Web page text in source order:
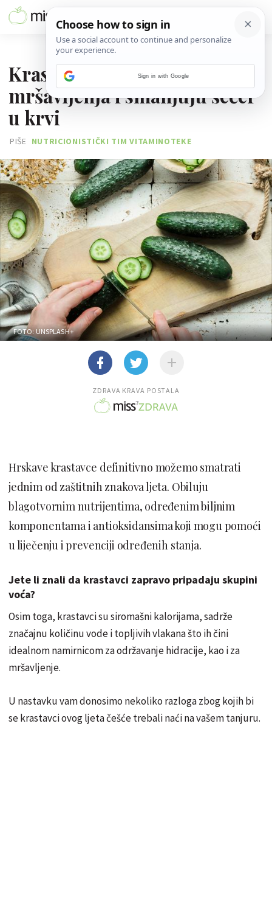
Krastavci - pomažu kod
mršavljenja i smanjuju šećer
u krvi
PIŠE NUTRICIONISTIČKI TIM VITAMINOTEKE
FOTO: UNSPLASH+
ZDRAVA KRAVA POSTALA
Hrskave krastavce definitivno možemo smatrati
jednim od zaštitnih znakova ljeta. Obiluju
blagotvornim nutrijentima, određenim biljnim
komponentama i antioksidansima koji mogu pomoći
u liječenju i prevenciji određenih stanja.
Jete li znali da krastavci zapravo pripadaju skupini
voća?
Osim toga, krastavci su siromašni kalorijama, sadrže
značajnu količinu vode i topljivih vlakana što ih čini
idealnom namirnicom za održavanje hidracije, kao i za
mršavljenje.
U nastavku vam donosimo nekoliko razloga zbog kojih bi
se krastavci ovog ljeta češće trebali naći na vašem tanjuru.
Sign in with Google